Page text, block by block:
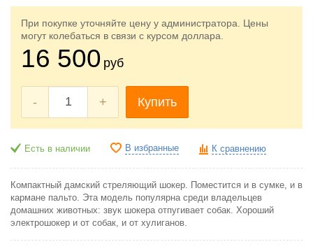
При покупке уточняйте цену у администратора. Цены
могут колебаться в связи с курсом доллара.
16 500 руб
- + Купить
Есть в наличии В избранные К сравнению
Компактный дамский стреляющий шокер. Поместится и в сумке, и в
кармане пальто. Эта модель популярна среди владельцев
домашних животных: звук шокера отпугивает собак. Хороший
электрошокер и от собак, и от хулиганов.